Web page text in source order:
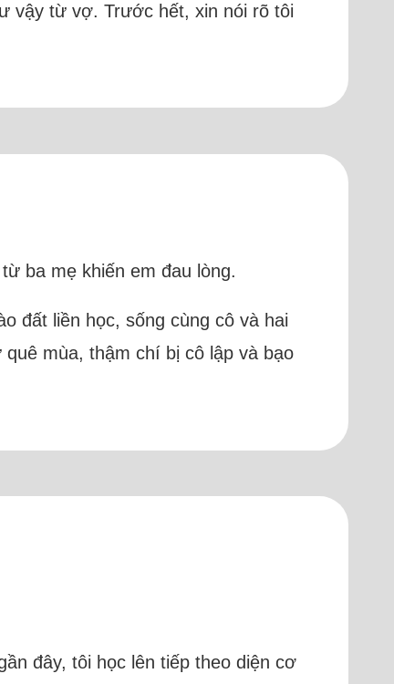
vậy từ vợ. Trước hết, xin nói rõ tôi
ba mẹ khiến em đau lòng.
đất liền học, sống cùng cô và hai
mùa, thậm chí bị cô lập và bạo
đây, tôi học lên tiếp theo diện cơ